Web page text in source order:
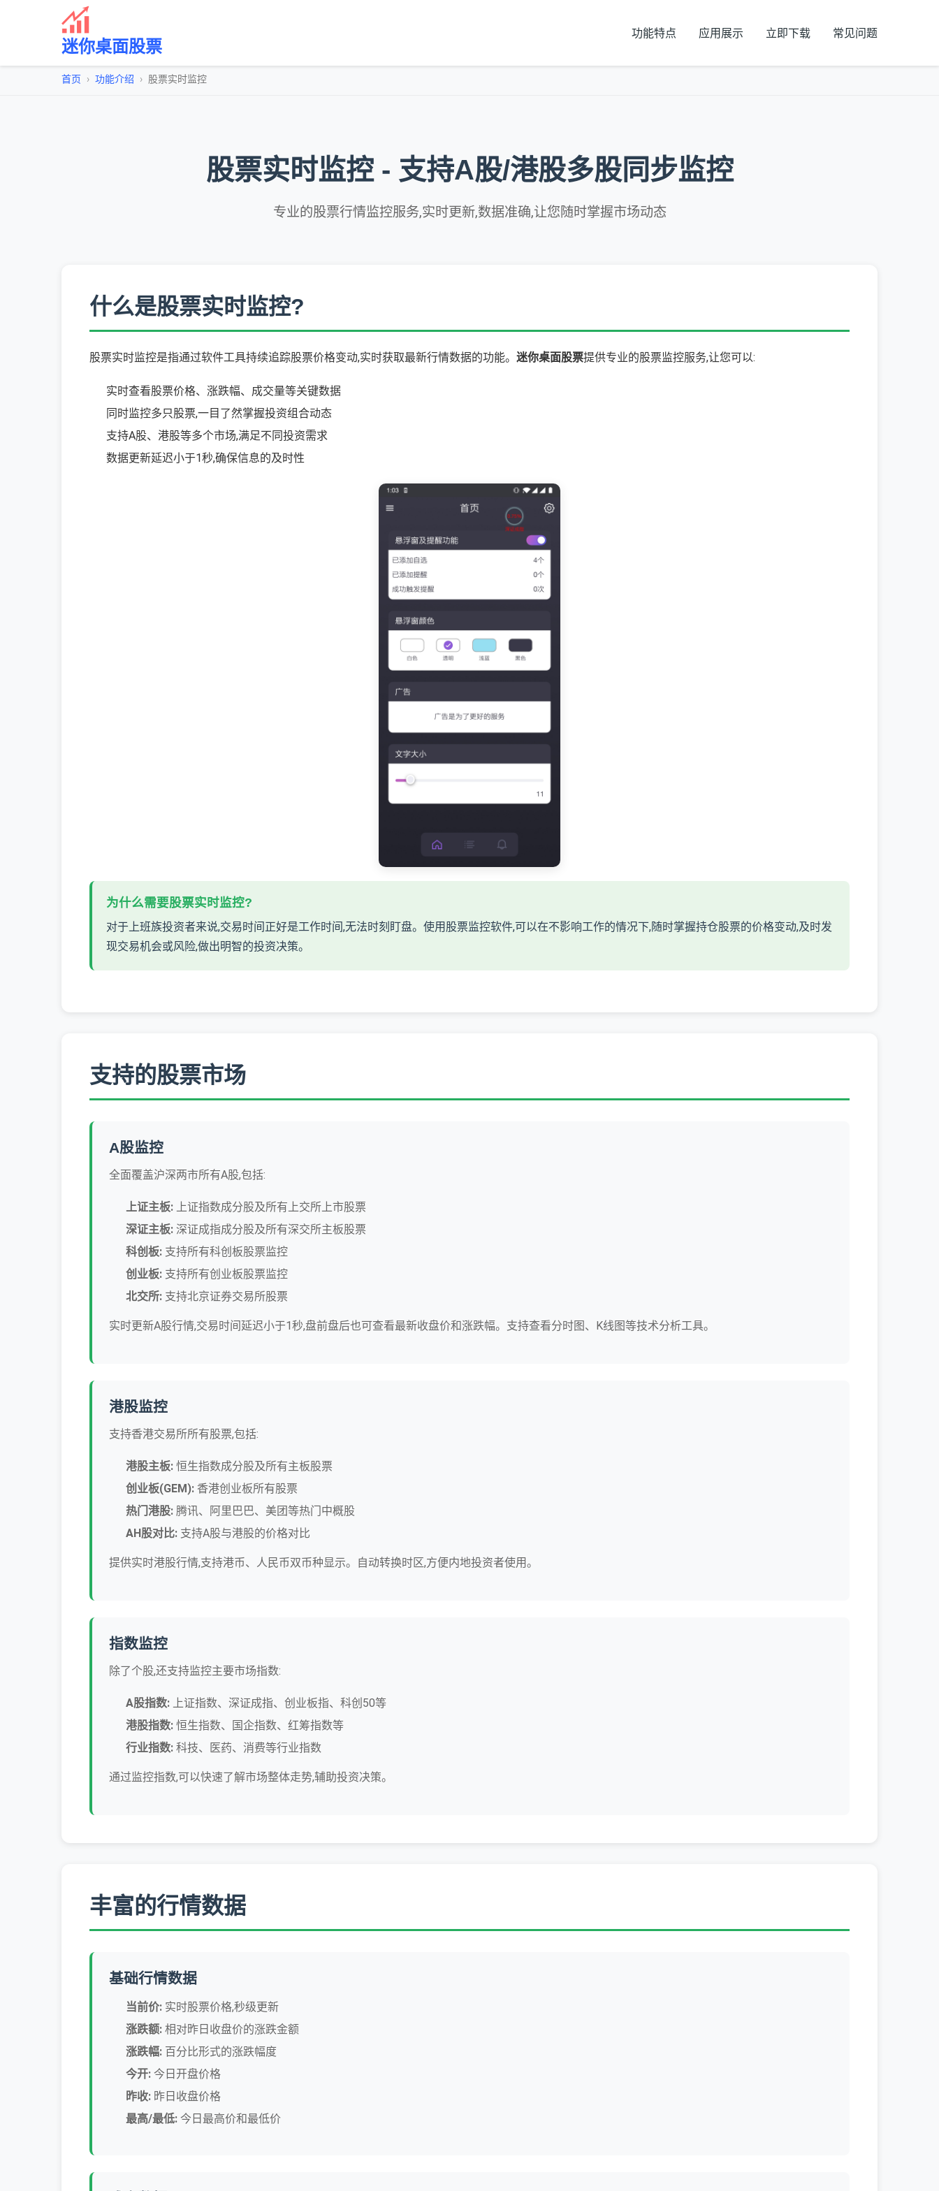
迷你桌面股票
功能特点 应用展示 立即下载 常见问题
首页 功能介绍 股票实时监控
股票实时监控 - 支持A股/港股多股同步监控
专业的股票行情监控服务,实时更新,数据准确,让您随时掌握市场动态
什么是股票实时监控?
股票实时监控是指通过软件工具持续追踪股票价格变动,实时获取最新行情数据的功能。 迷你桌面股票提供专业的股票监控服务,让您可以:
实时查看股票价格、涨跌幅、成交量等关键数据
同时监控多只股票,一目了然掌握投资组合动态
支持A股、港股等多个市场,满足不同投资需求
数据更新延迟小于1秒,确保信息的及时性
为什么需要股票实时监控?
对于上班族投资者来说,交易时间正好是工作时间,无法时刻盯盘。使用股票监控软件,可以在不影响工作的情况下,随时掌握持仓股票的价格变动,及时发
现交易机会或风险,做出明智的投资决策。
支持的股票市场
A股监控
全面覆盖沪深两市所有A股,包括:
上证主板: 上证指数成分股及所有上交所上市股票
深证主板: 深证成指成分股及所有深交所主板股票
科创板: 支持所有科创板股票监控
创业板: 支持所有创业板股票监控
北交所: 支持北京证券交易所股票
实时更新A股行情,交易时间延迟小于1秒,盘前盘后也可查看最新收盘价和涨跌幅。支持查看分时图、K线图等技术分析工具。
港股监控
支持香港交易所所有股票,包括:
港股主板: 恒生指数成分股及所有主板股票
创业板(GEM): 香港创业板所有股票
热门港股: 腾讯、阿里巴巴、美团等热门中概股
AH股对比: 支持A股与港股的价格对比
提供实时港股行情,支持港币、人民币双币种显示。自动转换时区,方便内地投资者使用。
指数监控
除了个股,还支持监控主要市场指数:
A股指数: 上证指数、深证成指、创业板指、科创50等
港股指数: 恒生指数、国企指数、红筹指数等
行业指数: 科技、医药、消费等行业指数
通过监控指数,可以快速了解市场整体走势,辅助投资决策。
丰富的行情数据
基础行情数据
当前价: 实时股票价格,秒级更新
涨跌额: 相对昨日收盘价的涨跌金额
涨跌幅: 百分比形式的涨跌幅度
今开: 今日开盘价格
昨收: 昨日收盘价格
最高/最低: 今日最高价和最低价